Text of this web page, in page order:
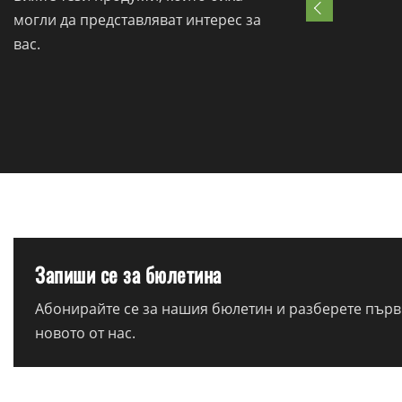
могли да представляват интерес за
вас.
Запиши се за бюлетина
Абонирайте се за нашия бюлетин и разберете
новото от нас.